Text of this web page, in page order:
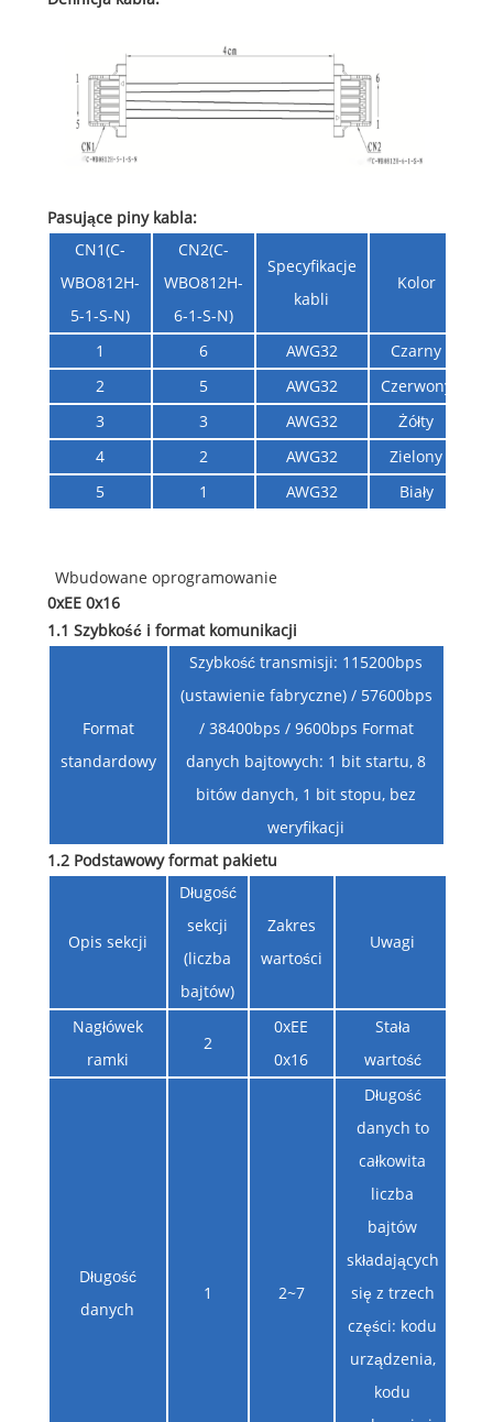
Pasujące piny kabla:
CN1(C-
WBO812H-
5-1-S-N)
CN2(C-
WBO812H-
6-1-S-N)
Specyfikacje
kabli
Kolor
1 6 AWG32
Czarny
2
5 AWG32
Czerwony
3
3 AWG32
Żółty
4
2 AWG32
Zielony
5
1 AWG32 Biały
Wbudowane oprogramowanie
0xEE 0x16
1.1 Szybkość i format komunikacji
Format
standardowy
Szybkość transmisji: 115200bps
(ustawienie fabryczne) / 57600bps
/ 38400bps / 9600bps Format
danych bajtowych: 1 bit startu, 8
bitów danych, 1 bit stopu, bez
weryfikacji
1.2 Podstawowy format pakietu
Opis sekcji
Długość
sekcji
(liczba
bajtów)
Zakres
wartości
Uwagi
Nagłówek
ramki
2
0xEE
0x16
Stała
wartość
Długość
danych
1 2~7
Długość
danych to
całkowita
liczba
bajtów
składających
się z trzech
części: kodu
urządzenia,
kodu